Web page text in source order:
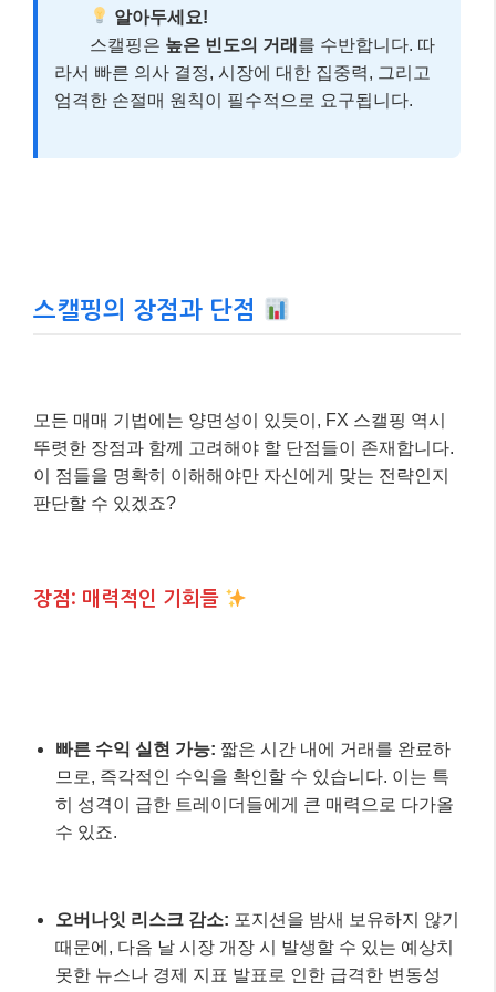
알아두세요!
스캘핑은 높은 빈도의 거래 를 수반합니다. 따
라서 빠른 의사 결정, 시장에 대한 집중력, 그리고
엄격한 손절매 원칙이 필수적으로 요구됩니다.
스캘핑의 장점과 단점
모든 매매 기법에는 양면성이 있듯이, FX 스캘핑 역시
뚜렷한 장점과 함께 고려해야 할 단점들이 존재합니다.
이 점들을 명확히 이해해야만 자신에게 맞는 전략인지
판단할 수 있겠죠?
장점: 매력적인 기회들
빠른 수익 실현 가능: 짧은 시간 내에 거래를 완료하
므로, 즉각적인 수익을 확인할 수 있습니다. 이는 특
히 성격이 급한 트레이더들에게 큰 매력으로 다가올
수 있죠.
오버나잇 리스크 감소: 포지션을 밤새 보유하지 않기
때문에, 다음 날 시장 개장 시 발생할 수 있는 예상치
못한 뉴스나 경제 지표 발표로 인한 급격한 변동성